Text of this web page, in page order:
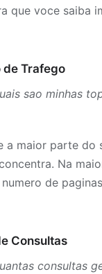
que voce saiba
de Trafego
sao minhas
a maior parte do
Na
de
Consultas
consultas